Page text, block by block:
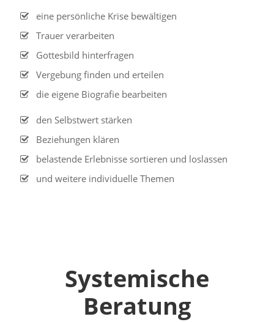
eine persönliche Krise bewältigen
Trauer verarbeiten
Gottesbild hinterfragen
Vergebung finden und erteilen
die eigene Biografie bearbeiten
den Selbstwert stärken
Beziehungen klären
belastende Erlebnisse sortieren und loslassen
und weitere individuelle Themen
Systemische
Beratung